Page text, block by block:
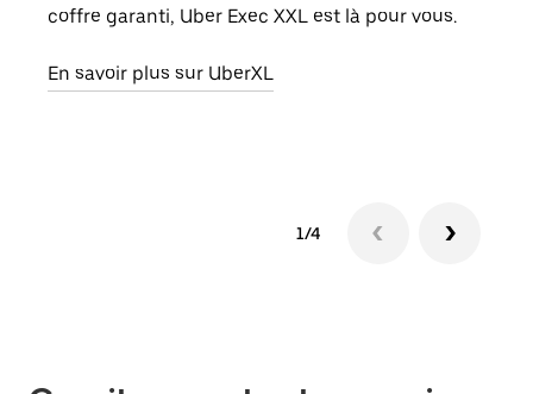
coffre garanti, Uber Exec XXL est là pour vous.
En savoir plus sur UberXL
1/4